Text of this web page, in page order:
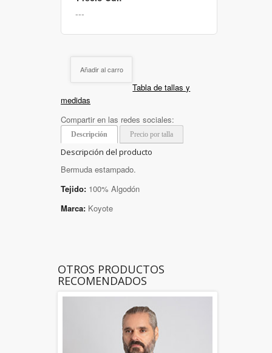
Añadir al carro
Tabla de tallas y
medidas
Compartir en las redes sociales:
Descripción Precio por talla
Descripción del producto
Bermuda estampado.
Tejido: 100% Algodón
Marca: Koyote
OTROS PRODUCTOS
RECOMENDADOS